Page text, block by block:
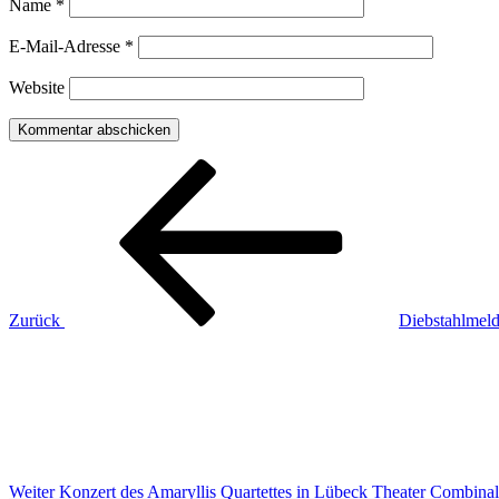
Name *
E-Mail-Adresse *
Website
Beitragsnavigation
Zurück
Weiter Konzert des Amaryllis Quartettes in Lübeck Theater